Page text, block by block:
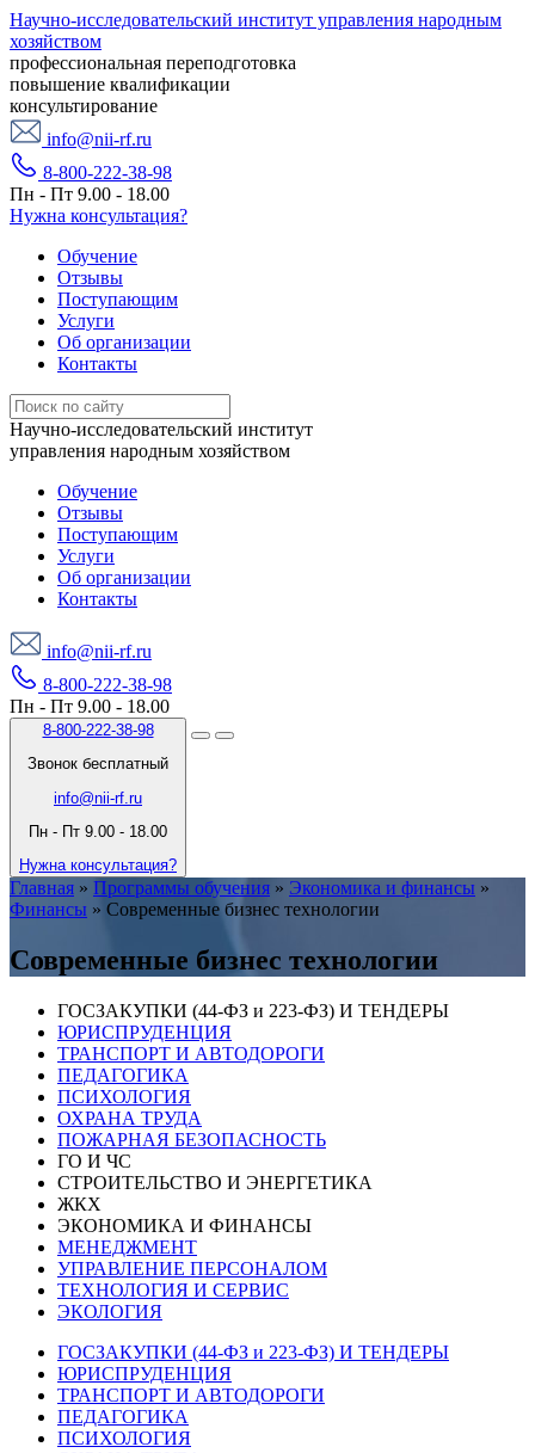
Научно-исследовательский институт управления народным
хозяйством
профессиональная переподготовка
повышение квалификации
консультирование
info@nii-rf.ru
8-800-222-38-98
Пн - Пт 9.00 - 18.00
Нужна консультация?
Обучение
Отзывы
Поступающим
Услуги
Об организации
Контакты
Научно-исследовательский институт
управления народным хозяйством
Обучение
Отзывы
Поступающим
Услуги
Об организации
Контакты
info@nii-rf.ru
8-800-222-38-98
Пн - Пт 9.00 - 18.00
8-800-222-38-98
Звонок бесплатный
info@nii-rf.ru
Пн - Пт 9.00 - 18.00
Нужна консультация?
Главная » Программы обучения » Экономика и финансы »
Финансы » Современные бизнес технологии
Современные бизнес технологии
ГОСЗАКУПКИ (44-ФЗ и 223-ФЗ) И ТЕНДЕРЫ
ЮРИСПРУДЕНЦИЯ
ТРАНСПОРТ И АВТОДОРОГИ
ПЕДАГОГИКА
ПСИХОЛОГИЯ
ОХРАНА ТРУДА
ПОЖАРНАЯ БЕЗОПАСНОСТЬ
ГО И ЧС
СТРОИТЕЛЬСТВО И ЭНЕРГЕТИКА
ЖКХ
ЭКОНОМИКА И ФИНАНСЫ
МЕНЕДЖМЕНТ
УПРАВЛЕНИЕ ПЕРСОНАЛОМ
ТЕХНОЛОГИЯ И СЕРВИС
ЭКОЛОГИЯ
ГОСЗАКУПКИ (44-ФЗ и 223-ФЗ) И ТЕНДЕРЫ
ЮРИСПРУДЕНЦИЯ
ТРАНСПОРТ И АВТОДОРОГИ
ПЕДАГОГИКА
ПСИХОЛОГИЯ